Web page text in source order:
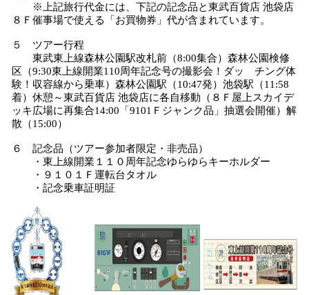
※上記旅行代金には、下記の記念品と東武百貨店 池袋店
８Ｆ催事場で使える「お買物券」代が含まれています。
５ ツアー行程
東武東上線森林公園駅改札前（8:00集合）森林公園検修
区（9:30東上線開業110周年記念号の撮影会！ダッ チング体
験！収容線から乗車）森林公園駅（10:47発）池袋駅（11:58
着）休憩～東武百貨店 池袋店に各自移動（８Ｆ屋上スカイデ
ッキ広場に再集合14:00「9101Ｆジャンク品」抽選会開催）解
散（15:00）
６ 記念品（ツアー参加者限定・非売品）
・東上線開業１１０周年記念ゆらゆらキーホルダー
・９１０１Ｆ運転台タオル
・記念乗車証明証